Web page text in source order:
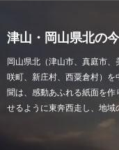
津山・岡山県北の
岡山県北（津山市、真庭市
咲町、新庄村、西粟倉村）
聞は、感動あふれる紙面を
せるように東奔西走し、地域